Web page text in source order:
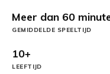
Meer dan 60
GEMIDDELDE SPEELTIJD
10+
LEEFTIJD